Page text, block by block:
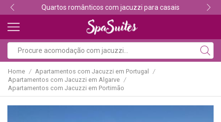
Descubra os melhores alojamentos com jacuzzi
Home / Apartamentos com Jacuzzi em Portugal /
Apartamentos com Jacuzzi em Algarve /
Apartamentos com Jacuzzi em Portimão